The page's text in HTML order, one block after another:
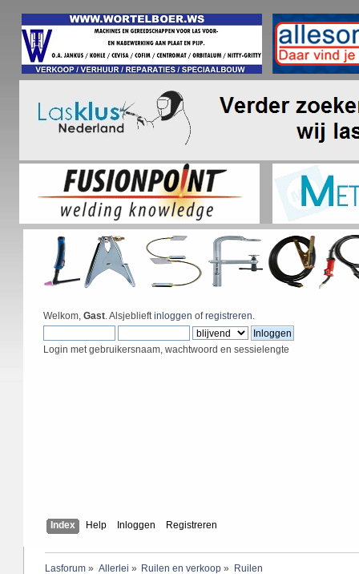
Welkom, Gast. Alsjeblieftinloggen ofregistreren.
Login met gebruikersnaam, wachtwoord en sessielengte
Index Help Inloggen Registreren
Lasforum» Allerlei » Ruilen en verkoop » Ruilen